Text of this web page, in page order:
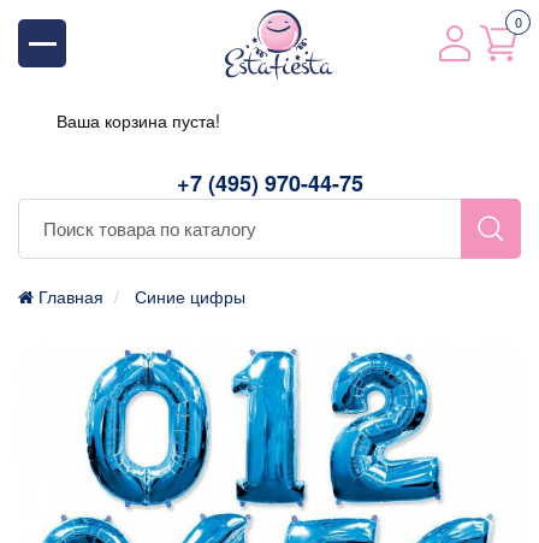
+7 (495) 970-44-75
0
Ваша корзина пуста!
Главная Синие цифры